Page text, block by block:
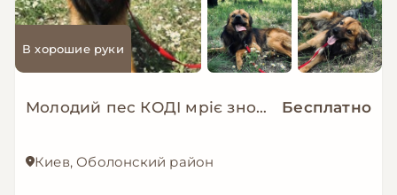
В хорошие руки
Молодий пес КОДІ мріє знову стати домашнім! Бесплатно
Киев, Оболонский район